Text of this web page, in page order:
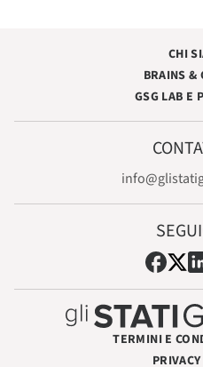
CHI
BRAINS &
GSG LAB E
TERMINI E